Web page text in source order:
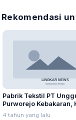
Rekomendasi
Pabrik Tekstil PT
Purworejo Kebakaran,
Capai Puluhan Juta
4 tahun yang lalu